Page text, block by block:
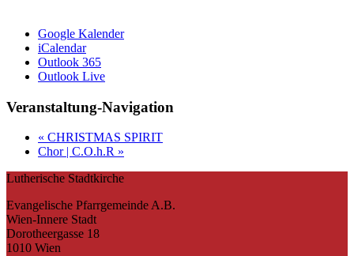
Google Kalender
iCalendar
Outlook 365
Outlook Live
Veranstaltung-Navigation
« CHRISTMAS SPIRIT
Chor | C.O.h.R »
Lutherische Stadtkirche
Evangelische Pfarrgemeinde A.B.
Wien-Innere Stadt
Dorotheergasse 18
1010 Wien